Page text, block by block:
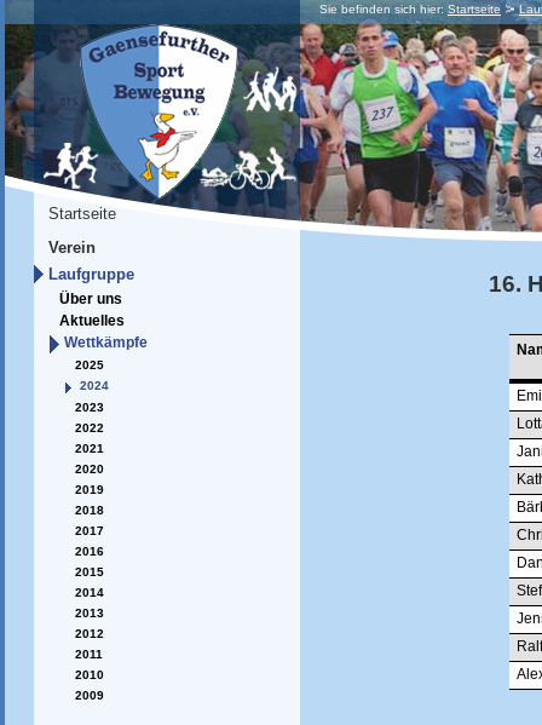
Sie befinden sich hier: Startseite
Startseite
Verein
Laufgruppe
Über uns
Aktuelles
Wettkämpfe
2025
2024
2023
2022
2021
2020
2019
2018
2017
2016
2015
2014
2013
2012
2011
2010
2009
16.